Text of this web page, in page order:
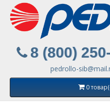
8 (800)
pedrollo-
0